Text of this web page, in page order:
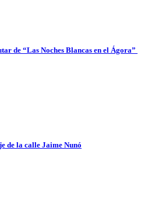
de “Las Noches Blancas en el Ágora”
de la calle Jaime Nunó